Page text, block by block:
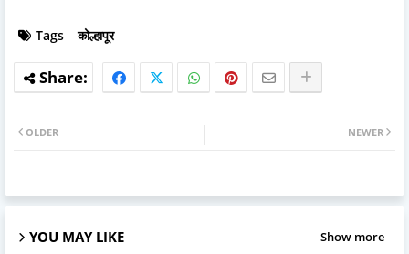
Tags कोल्हापूर
NEWER
OLDER
YOU MAY LIKE Show more